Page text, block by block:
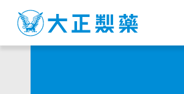
其
他